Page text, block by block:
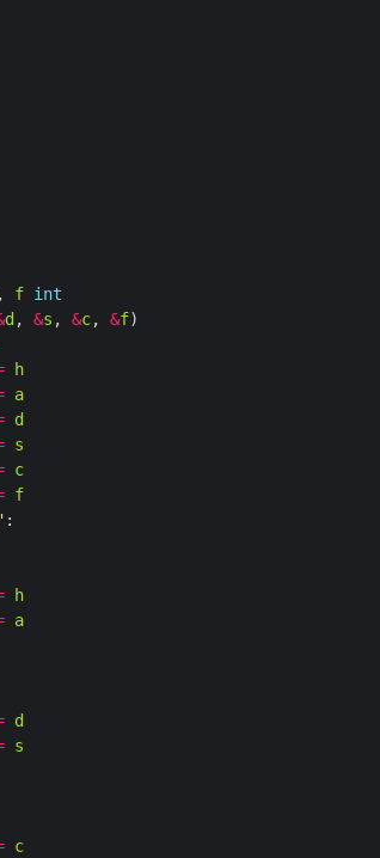
, f int
d , &s , &c, &f
h
a
d
s
c
f
h
a
d
s
c